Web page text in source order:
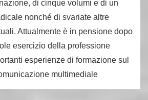
di cinque volumi e di un
nonché di svariate altre
Attualmente è in pensione dopo
esercizio della professione
esperienze di formazione sul
multimediale